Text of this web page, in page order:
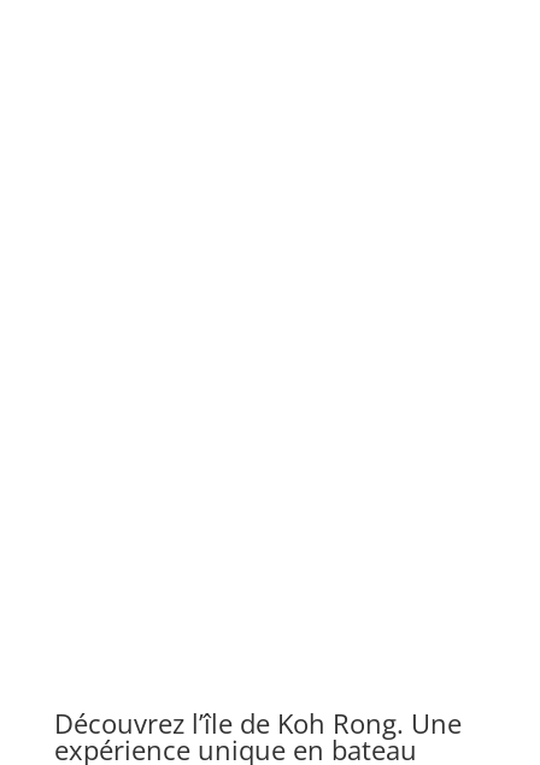
Découvrez l’île de Koh Rong. Une
expérience unique en bateau